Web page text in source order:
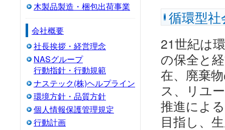
循環型
21世紀は
の保全と
在、廃棄
ス、リユ
推進によ
目指し、
木製品製造・梱包出荷事業
会社概要
社長挨拶・経営理念
NASグループ
行動指針・行動規範
ナステック(株)ヘルプライン
環境方針・品質方針
個人情報保護管理規定
行動計画